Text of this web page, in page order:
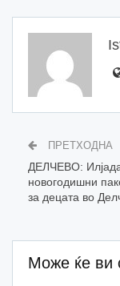
ПРЕТХОДНА
ДЕЛЧЕВО:
новогодишни
за децата во
Може ќе ви